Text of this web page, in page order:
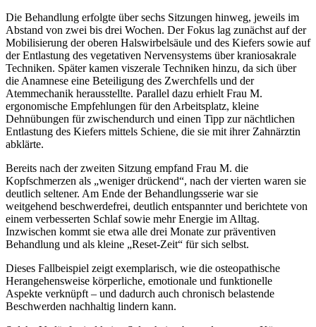
Die Behandlung erfolgte über sechs Sitzungen hinweg, jeweils im
Abstand von zwei bis drei Wochen. Der Fokus lag zunächst auf der
Mobilisierung der oberen Halswirbelsäule und des Kiefers sowie auf
der Entlastung des vegetativen Nervensystems über kraniosakrale
Techniken. Später kamen viszerale Techniken hinzu, da sich über
die Anamnese eine Beteiligung des Zwerchfells und der
Atemmechanik herausstellte. Parallel dazu erhielt Frau M.
ergonomische Empfehlungen für den Arbeitsplatz, kleine
Dehnübungen für zwischendurch und einen Tipp zur nächtlichen
Entlastung des Kiefers mittels Schiene, die sie mit ihrer Zahnärztin
abklärte.
Bereits nach der zweiten Sitzung empfand Frau M. die
Kopfschmerzen als „weniger drückend“, nach der vierten waren sie
deutlich seltener. Am Ende der Behandlungsserie war sie
weitgehend beschwerdefrei, deutlich entspannter und berichtete von
einem verbesserten Schlaf sowie mehr Energie im Alltag.
Inzwischen kommt sie etwa alle drei Monate zur präventiven
Behandlung und als kleine „Reset-Zeit“ für sich selbst.
Dieses Fallbeispiel zeigt exemplarisch, wie die osteopathische
Herangehensweise körperliche, emotionale und funktionelle
Aspekte verknüpft – und dadurch auch chronisch belastende
Beschwerden nachhaltig lindern kann.